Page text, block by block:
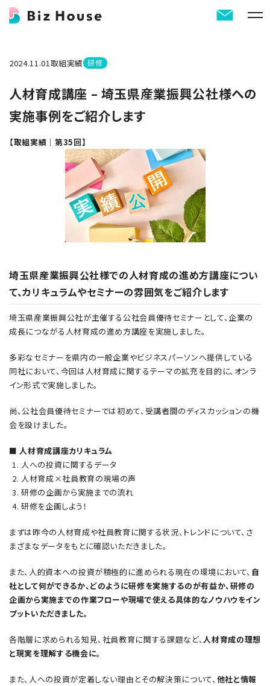
人材育成講座 – 埼玉県産業振興公社様への
実施事例をご紹介します
2024.11.01取組実績 研修
【取組実績｜第35回】
埼玉県産業振興公社様での人材育成の進め方講座につい
て、カリキュラムやセミナーの雰囲気をご紹介します
埼玉県産業振興公社が主催する公社会員優待セミナーとして、企業の
成長につながる人材育成の進め方講座を実施しました。
多彩なセミナーを県内の一般企業やビジネスパーソンへ提供している
同社において、今回は人材育成に関するテーマの拡充を目的に、オンラ
イン形式で実施しました。
尚、公社会員優待セミナーでは初めて、受講者間のディスカッションの機
会を設けました。
■ 人材育成講座カリキュラム
人への投資に関するデータ
人材育成×社員教育の現場の声
研修の企画から実施までの流れ
研修を企画しよう！
まずは昨今の人材育成や社員教育に関する状況、トレンドについて、さ
まざまなデータをもとに確認いただきました。
また、人的資本への投資が積極的に進められる現在の環境において、 自
社として何ができるか、どのように研修を実施するのが有益か、研修の
企画から実施までの作業フローや現場で使える具体的なノウハウをイン
プットいただきました。
各階層に求められる知見、社員教育に関する課題など、人材育成の理想
と現実を理解する機会に。
また、人への投資が定着しない理由とその解決策について、他社と情報